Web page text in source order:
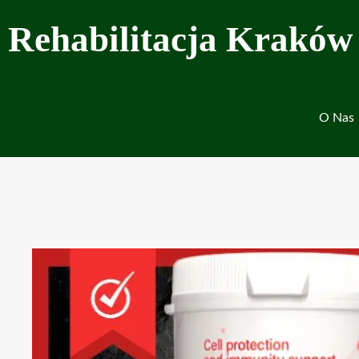
do
treści
Rehabilitacja Kraków
O Nas